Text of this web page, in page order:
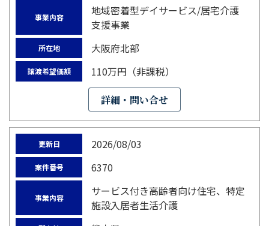
事業内容
地域密着型デイサービス/居宅介護
支援事業
所在地 大阪府北部
譲渡希望価額 110万円（非課税）
詳細・問い合せ
更新日 2026/08/03
案件番号 6370
事業内容
サービス付き高齢者向け住宅、特定
施設入居者生活介護